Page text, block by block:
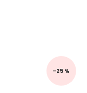
–25 %